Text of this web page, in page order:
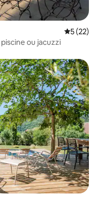
5 (22)
ou jacuzzi
appréciés